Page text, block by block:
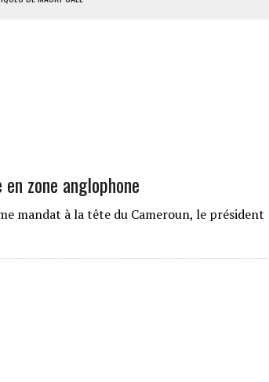
RELAXES
zone anglophone
mandat à la tête du Cameroun, le président